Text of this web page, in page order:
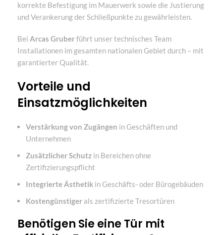
korrekte Befestigung im Mauerwerk sowie die Justierung
und Verankerung der Schließpunkte zu gewährleisten.
Bei Arcas Gruberführt unser technisches Team
Installationen im gesamten nationalen Gebiet durch – mit
garantierter Qualität.
Vorteile und
Einsatzmöglichkeiten
Verstärkung von Zugängen in Geschäften und
Unternehmen
Zusätzlicher Schutz in Bereichen ohne
Zertifizierungspflicht
Integrierte Ästhetik in Geschäfts- oder Bürogebäuden
Kostengünstiger als zertifizierte Tresortüren
Benötigen Sie eine Tür mit